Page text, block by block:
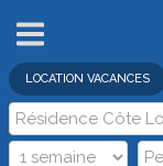
LOCATION VACANCES